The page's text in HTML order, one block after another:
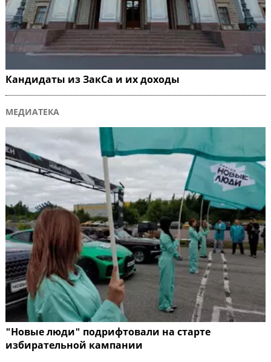
Кандидаты из ЗакСа и их доходы
МЕДИАТЕКА
"Новые люди" подрифтовали на старте
избирательной кампании